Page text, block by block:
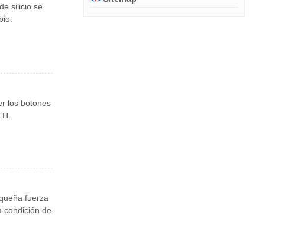
silicio se
los botones
fuerza
condición de